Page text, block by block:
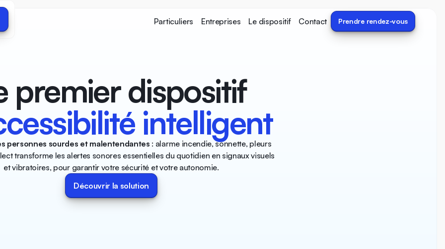
Particuliers Entreprises Le dispositif Contact Prendre rendez-vous
premier dispositif
intelligent
personnes sourdes et malentendantes : alarme incendie, sonnette, pleurs
transforme les alertes sonores essentielles du quotidien en signaux visuels
et vibratoires, pour garantir votre sécurité et votre autonomie.
Découvrir la solution